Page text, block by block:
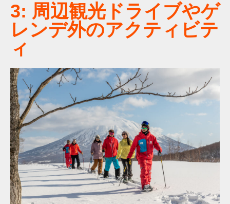
3: 周辺観光ドライブやゲ
レンデ外のアクティビテ
ィ